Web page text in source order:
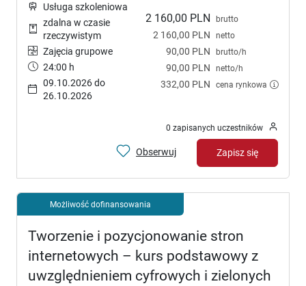
2 160,00 PLN brutto
2 160,00 PLN netto
90,00 PLN brutto/h
90,00 PLN netto/h
332,00 PLN cena rynkowa
Usługa szkoleniowa
zdalna w czasie
rzeczywistym
Zajęcia grupowe
24:00 h
09.10.2026 do
26.10.2026
0 zapisanych uczestników
Obserwuj Zapisz się
Możliwość dofinansowania
Tworzenie i pozycjonowanie stron
internetowych – kurs podstawowy z
uwzględnieniem cyfrowych i zielonych